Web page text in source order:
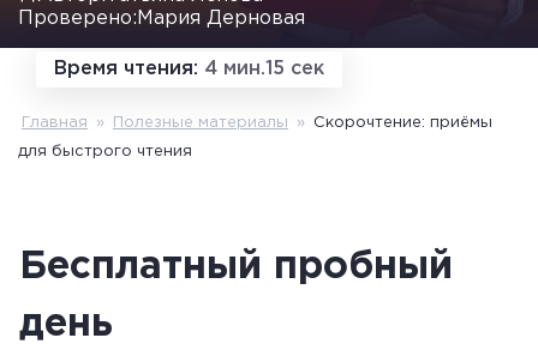
Проверено: Мария Дерновая
Время чтения: 4 мин.15 сек
Главная » Полезные материалы » Скорочтение: приёмы
для быстрого чтения
Бесплатный пробный
день